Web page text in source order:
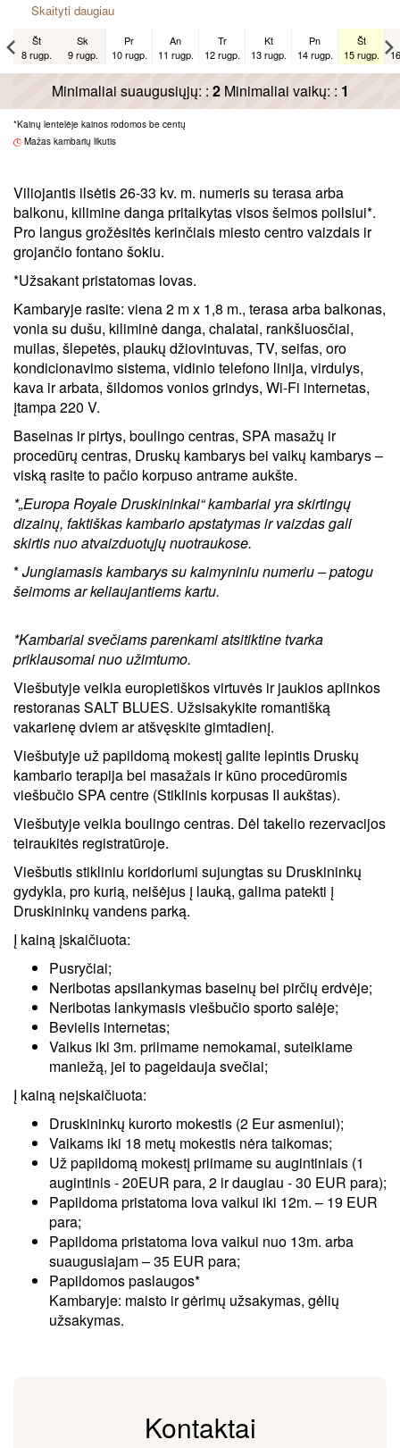
Skaityti daugiau
Št
8 rugp.
Sk
9 rugp.
Pr
10 rugp.
An
11 rugp.
Tr
12 rugp.
Kt
13 rugp.
Pn
14 rugp.
Št
15 rugp.
Št
Minimaliai suaugusiųjų: : 2Minimaliai vaikų: : 1
x x x x
x
*Kainų lentelėje kainos rodomos be centų
Mažas kambarių likutis
Viliojantis ilsėtis 26-33 kv. m. numeris su terasa arba
balkonu, kilimine danga pritaikytas visos šeimos poilsiui*.
Pro langus grožėsitės kerinčiais miesto centro vaizdais ir
grojančio fontano šokiu.
*Užsakant pristatomas lovas.
Kambaryje rasite: viena 2 m x 1,8 m., terasa arba balkonas,
vonia su dušu, kiliminė danga, chalatai, rankšluosčiai,
muilas, šlepetės, plaukų džiovintuvas, TV, seifas, oro
kondicionavimo sistema, vidinio telefono linija, virdulys,
kava ir arbata, šildomos vonios grindys, Wi-Fi internetas,
įtampa 220 V.
Baseinas ir pirtys, boulingo centras, SPA masažų ir
procedūrų centras, Druskų kambarys bei vaikų kambarys –
viską rasite to pačio korpuso antrame aukšte.
*„Europa Royale Druskininkai“ kambariai yra skirtingų
dizainų, faktiškas kambario apstatymas ir vaizdas gali
skirtis nuo atvaizduotųjų nuotraukose.
*Jungiamasis kambarys su kaimyniniu numeriu – patogu
šeimoms ar keliaujantiems kartu.
*Kambariai svečiams parenkami atsitiktine tvarka
priklausomai nuo užimtumo.
Viešbutyje veikia europietiškos virtuvės ir jaukios aplinkos
restoranas SALT BLUES. Užsisakykite romantišką
vakarienę dviem ar atšvęskite gimtadienį.
Viešbutyje už papildomą mokestį galite lepintis Druskų
kambario terapija bei masažais ir kūno procedūromis
viešbučio SPA centre (Stiklinis korpusas II aukštas).
Viešbutyje veikia boulingo centras. Dėl takelio rezervacijos
teiraukitės registratūroje.
Viešbutis stikliniu koridoriumi sujungtas su Druskininkų
gydykla, pro kurią, neišėjus į lauką, galima patekti į
Druskininkų vandens parką.
Į kainą įskaičiuota:
Pusryčiai;
Neribotas apsilankymas baseinų bei pirčių erdvėje;
Neribotas lankymasis viešbučio sporto salėje;
Bevielis internetas;
Vaikus iki 3m. priimame nemokamai, suteikiame
maniežą, jei to pageidauja svečiai;
Į kainą neįskaičiuota:
Druskininkų kurorto mokestis (2 Eur asmeniui);
Vaikams iki 18 metų mokestis nėra taikomas;
Už papildomą mokestį priimame su augintiniais (1
augintinis - 20EUR para, 2 ir daugiau - 30 EUR para);
Papildoma pristatoma lova vaikui iki 12m. – 19 EUR
para;
Papildoma pristatoma lova vaikui nuo 13m. arba
suaugusiajam – 35 EUR para;
Papildomos paslaugos*
Kambaryje: maisto ir gėrimų užsakymas, gėlių
užsakymas.
Kontaktai